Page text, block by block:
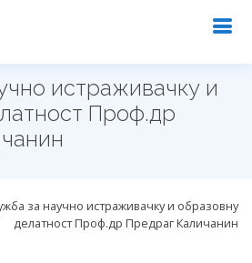
истраживачку и
Проф.др
за научно истраживачку и образовну
делатност Проф.др Предраг Каличанин